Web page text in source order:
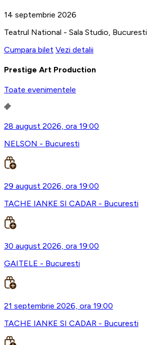
14 septembrie 2026
Teatrul National - Sala Studio, Bucuresti
Cumpara bilet Vezi detalii
Prestige Art Production
Toate evenimentele
28 august 2026, ora 19:00
NELSON - Bucuresti
29 august 2026, ora 19:00
TACHE IANKE SI CADAR - Bucuresti
30 august 2026, ora 19:00
GAITELE - Bucuresti
21 septembrie 2026, ora 19:00
TACHE IANKE SI CADAR - Bucuresti